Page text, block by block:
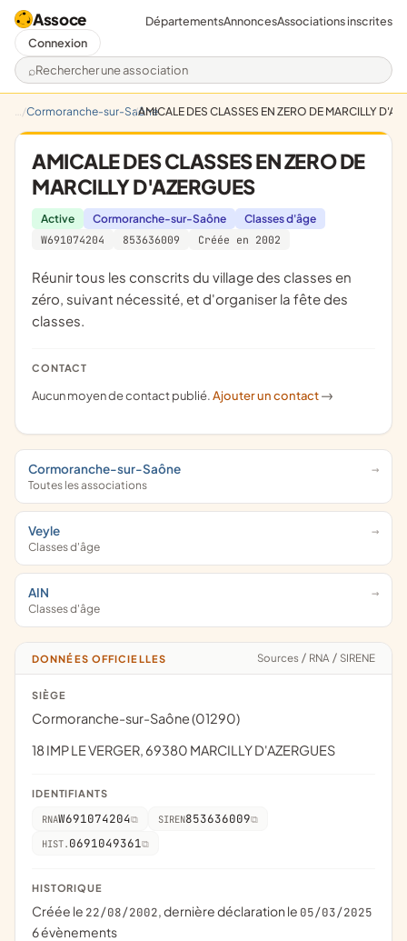
Assoce
Rechercher une association
DépartementsAnnoncesAssociations inscrites
Connexion
Cormoranche-sur-SaôneAMICALE DES CLASSES EN ZERO DE MARCILLY
AMICALE DES CLASSES EN ZERO DE
MARCILLY D'AZERGUES
Active Cormoranche-sur-Saône
Classes d'âge
W691074204
853636009 Créée en 2002
réunir tous les conscrits du village des classes en
zéro, suivant nécessité, et d'organiser la fête des
classes.
CONTACT
Aucun moyen de contact publié.Ajouter un contact ->
Cormoranche-sur-Saône
Toutes les associations
Veyle
Classes d'âge
AIN
Classes d'âge
DONNÉES OFFICIELLES Sources / RNA / SIRENE
SIÈGE
Cormoranche-sur-Saône (01290)
18 IMP LE VERGER, 69380 MARCILLY D'AZERGUES
IDENTIFIANTS
RNAW691074204 SIREN853636009
HIST. 0691049361
HISTORIQUE
Créée le 22/08/2002, dernière déclaration le 05/03/2025
6 évènements